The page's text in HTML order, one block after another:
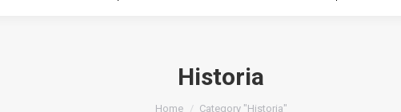
Historia
Home Category "Historia"